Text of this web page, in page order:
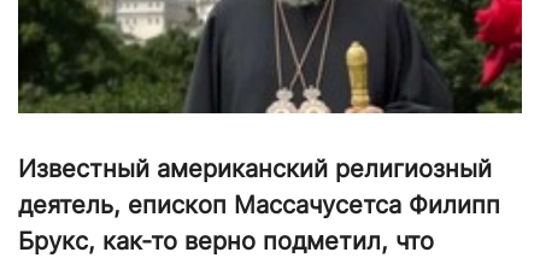
Известный американский религиозный
деятель, епископ Массачусетса Филипп
Брукс, как-то верно подметил, что